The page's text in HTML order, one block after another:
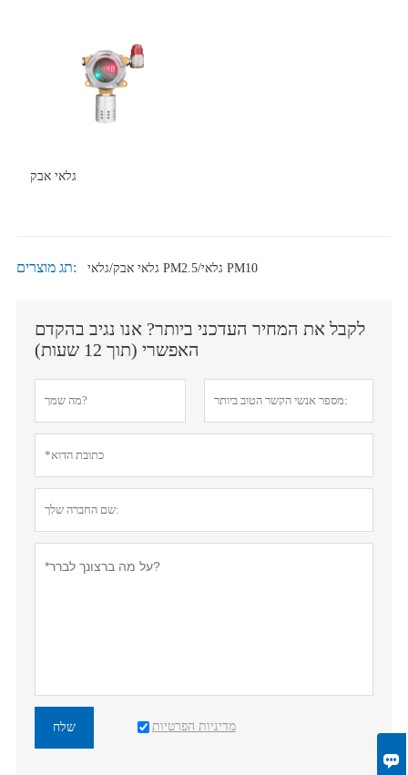

גלאי אבק
תג מוצרים: גלאי אבק/גלאי PM2.5/גלאי PM10
לקבל את המחיר העדכני ביותר? אנו נגיב בהקדם
האפשרי (תוך 12 שעות)
שלח מדיניות הפרטיות